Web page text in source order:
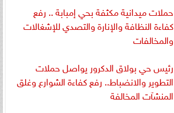
حملات ميدانية مكثفة بحي إمبابة .. رفع
كفاءة النظافة والإنارة والتصدي للإشغالات
والمخالفات
رئيس حي بولاق الدكرور يواصل حملات
التطوير والانضباط.. رفع كفاءة الشوارع وغلق
المنشآت المخالفة